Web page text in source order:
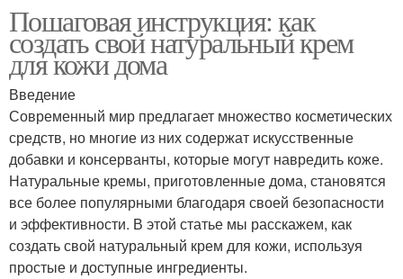
Пошаговая инструкция: как
создать свой натуральный крем
для кожи дома
Введение
Современный мир предлагает множество косметических
средств, но многие из них содержат искусственные
добавки и консерванты, которые могут навредить коже.
Натуральные кремы, приготовленные дома, становятся
все более популярными благодаря своей безопасности
и эффективности. В этой статье мы расскажем, как
создать свой натуральный крем для кожи, используя
простые и доступные ингредиенты.